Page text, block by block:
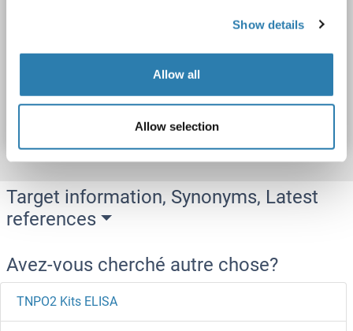
Show details
Allow all
Allow selection
N° du produit ABIN5659118
Target information, Synonyms, Latest
references
Avez-vous cherché autre chose?
TNPO2 Kits ELISA